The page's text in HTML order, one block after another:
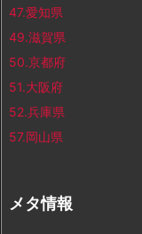
47.愛知県
49.滋賀県
50.京都府
51.大阪府
52.兵庫県
57.岡山県
メタ情報